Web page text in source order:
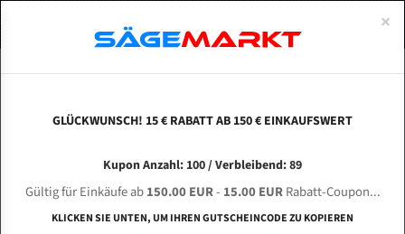
MEBER SM 260 für 4250 mm Bi-Metall
Bandsägeblätter
ABOUTS
ENGLISH
Bi-Metall Meterware
Fleischerei Bandsägeblätter
×
GLÜCKWUNSCH! 15 € RABATT AB 150 € EINKAUFSWERT
Kupon Anzahl: 100 / Verbleibend: 89
Gültig für Einkäufe ab150.00 EUR- 15.00 EURRabatt-Coupon...
KLICKEN SIE UNTEN, UM IHREN GUTSCHEINCODE ZU KOPIEREN